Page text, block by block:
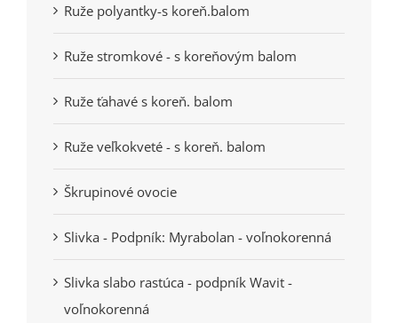
Ruže polyantky-s koreň.balom
Ruže stromkové - s koreňovým balom
Ruže ťahavé s koreň. balom
Ruže veľkokveté - s koreň. balom
Škrupinové ovocie
Slivka - Podpník: Myrabolan - voľnokorenná
Slivka slabo rastúca - podpník Wavit -
voľnokorenná